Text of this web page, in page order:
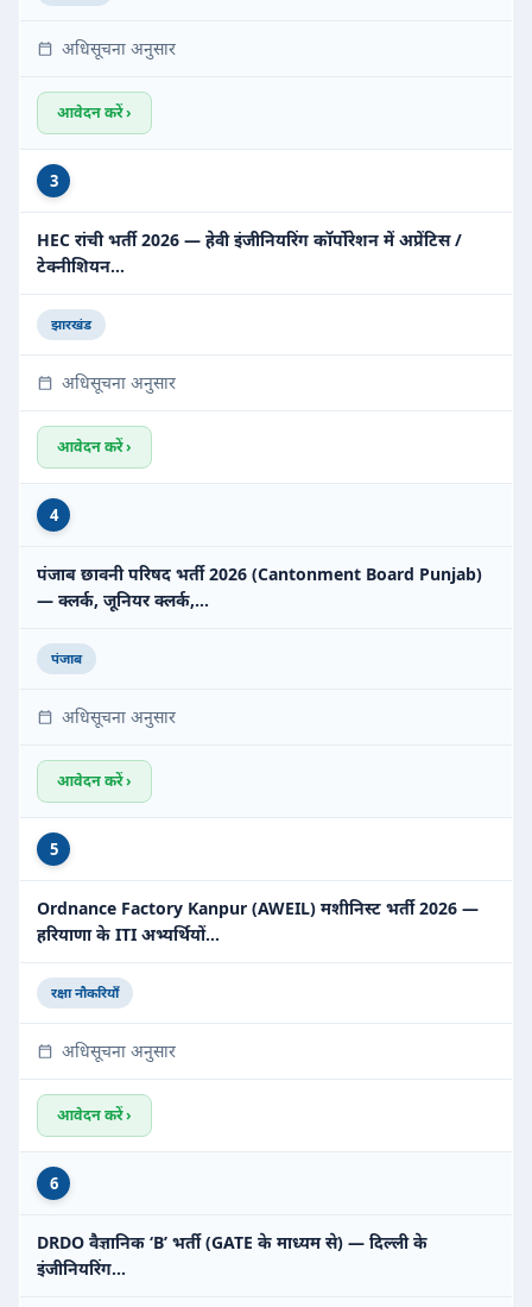
अधिसूचना अनुसार
आवेदन करें ›
3
HEC रांची भर्ती 2026 — हेवी इंजीनियरिंग कॉर्पोरेशन में अप्रेंटिस /
टेक्नीशियन…
झारखंड
अधिसूचना अनुसार
आवेदन करें ›
4
पंजाब छावनी परिषद भर्ती 2026 (Cantonment Board Punjab)
— क्लर्क, जूनियर क्लर्क,…
पंजाब
अधिसूचना अनुसार
आवेदन करें ›
5
Ordnance Factory Kanpur (AWEIL) मशीनिस्ट भर्ती 2026 —
हरियाणा के ITI अभ्यर्थियों…
रक्षा नौकरियाँ
अधिसूचना अनुसार
आवेदन करें ›
6
DRDO वैज्ञानिक ‘B’ भर्ती (GATE के माध्यम से) — दिल्ली के
इंजीनियरिंग…